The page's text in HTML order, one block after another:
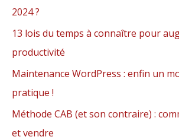
2024 ?
13 lois du temps à connaître pour
productivité
Maintenance WordPress : enfin un
pratique !
Méthode CAB (et son contraire) :
et vendre